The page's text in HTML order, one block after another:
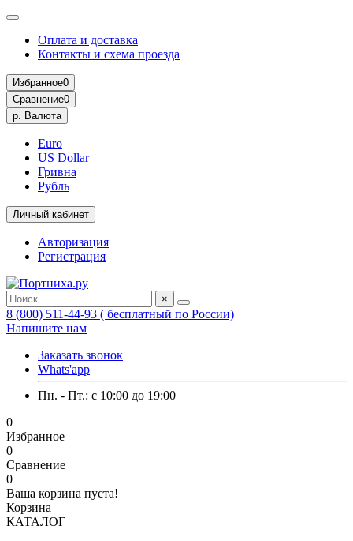
Оплата и доставка
Контакты и схема проезда
Избранное0
Сравнение0
р. Валюта
Euro
US Dollar
Гривна
Рубль
Личный кабинет
Авторизация
Регистрация
×
8 (800) 511-44-93 ( бесплатный по России)
Напишите нам
Заказать звонок
Whats'app
Пн. - Пт.: c 10:00 до 19:00
0
Избранное
0
Сравнение
0
Ваша корзина пуста!
Корзина
КАТАЛОГ